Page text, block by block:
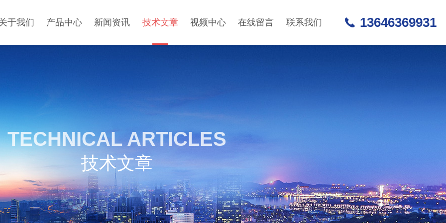
于我们 产品中心 新闻资讯 技术文章 视频中心 在线留言 联系我们 13646369931
TECHNICAL ARTICLES
技术文章